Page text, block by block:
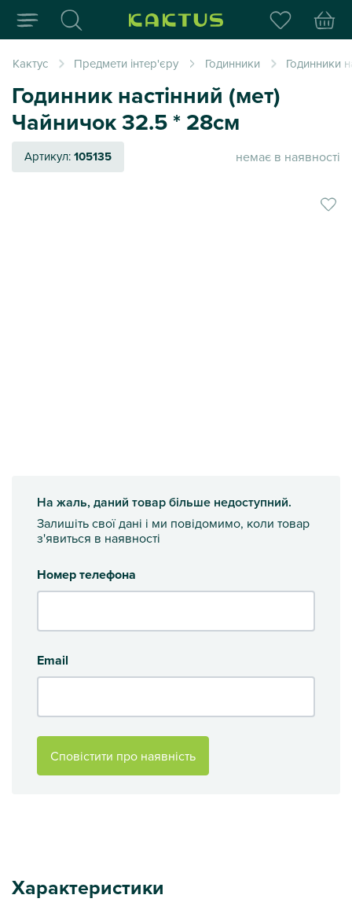
Інтернет-магазин
Кактус Предмети інтер'єру Годинники Годинники
Годинник настінний (мет)
Чайничок 32.5 * 28см
Артикул:105135 немає в наявності
На жаль, даний товар більше недоступний.
Залишіть свої дані і ми повідомимо, коли товар
з'явиться в наявності
Номер телефона
Email
Сповістити про наявність
Характеристики